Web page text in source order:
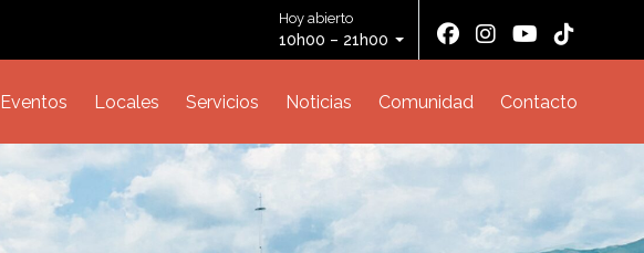
Hoy abierto
10h00 – 21h00
Eventos Locales Servicios Noticias Comunidad Contacto